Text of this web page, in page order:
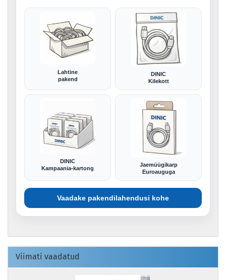
Lahtine
pakend
DINIC
Kilekott
DINIC
Kampaania-kartong
Jaemüügikarp
Euroauguga
Vaadake pakendilahendusi kohe
Viimati vaadatud